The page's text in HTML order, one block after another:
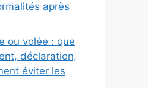
après
ou volée : que
déclaration,
éviter les